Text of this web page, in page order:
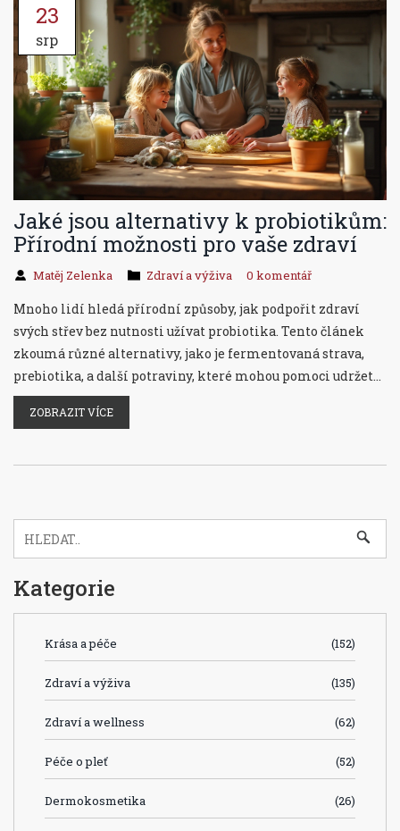
23
srp
Jaké jsou alternativy k probiotikům:
Přírodní možnosti pro vaše zdraví
Matěj Zelenka Zdraví a výživa 0 komentář
Mnoho lidí hledá přírodní způsoby, jak podpořit zdraví
svých střev bez nutnosti užívat probiotika. Tento článek
zkoumá různé alternativy, jako je fermentovaná strava,
prebiotika, a další potraviny, které mohou pomoci udržet
vaše trávicí zdraví v pořádku. Přečtěte si o možnostech,
které můžete zařadit do svého každodenního jídelníčku
ZOBRAZIT VÍCE
Kategorie
Krása a péče (152)
Zdraví a výživa (135)
Zdraví a wellness (62)
Péče o pleť (52)
Dermokosmetika (26)